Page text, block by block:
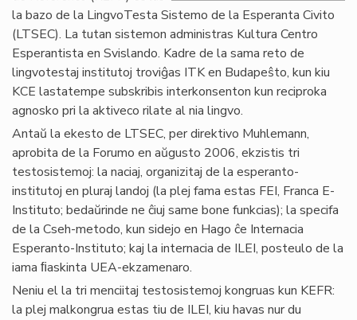
la bazo de la LingvoTesta Sistemo de la Esperanta Civito
(LTSEC). La tutan sistemon administras Kultura Centro
Esperantista en Svislando. Kadre de la sama reto de
lingvotestaj institutoj troviĝas ITK en Budapeŝto, kun kiu
KCE lastatempe subskribis interkonsenton kun reciproka
agnosko pri la aktiveco rilate al nia lingvo.
Antaŭ la ekesto de LTSEC, per direktivo Muhlemann,
aprobita de la Forumo en aŭgusto 2006, ekzistis tri
testosistemoj: la naciaj, organizitaj de la esperanto-
institutoj en pluraj landoj (la plej fama estas FEI, Franca E-
Instituto; bedaŭrinde ne ĉiuj same bone funkcias); la specifa
de la Cseh-metodo, kun sidejo en Hago ĉe Internacia
Esperanto-Instituto; kaj la internacia de ILEI, posteulo de la
iama ﬁaskinta UEA-ekzamenaro.
Neniu el la tri menciitaj testosistemoj kongruas kun KEFR:
la plej malkongrua estas tiu de ILEI, kiu havas nur du